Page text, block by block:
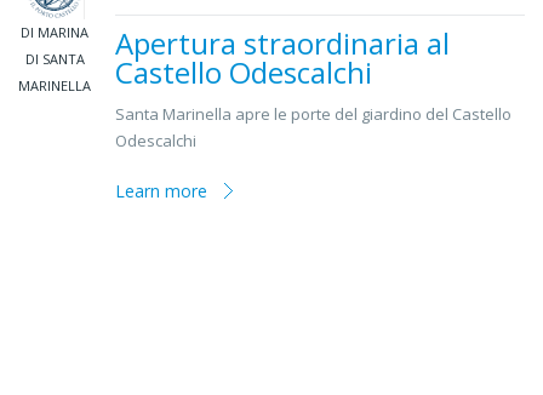
DI MARINA
DI SANTA
MARINELLA
Apertura straordinaria al
Castello Odescalchi
Santa Marinella apre le porte del giardino del Castello
Odescalchi
Learn more